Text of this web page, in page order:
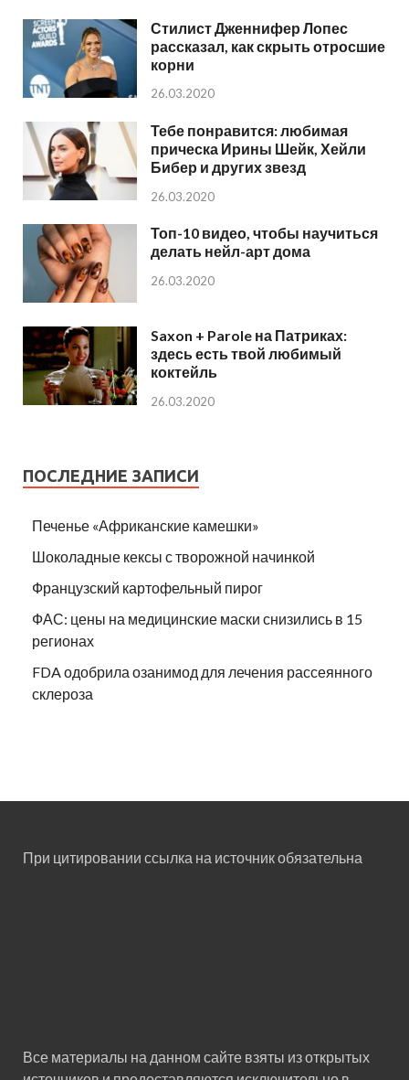
Стилист Дженнифер Лопес
рассказал, как скрыть отросшие
корни
26.03.2020
Тебе понравится: любимая
прическа Ирины Шейк, Хейли
Бибер и других звезд
26.03.2020
Топ-10 видео, чтобы научиться
делать нейл-арт дома
26.03.2020
Saxon + Parole на Патриках:
здесь есть твой любимый
коктейль
26.03.2020
ПОСЛЕДНИЕ ЗАПИСИ
Печенье «Африканские камешки»
Шоколадные кексы с творожной начинкой
Французский картофельный пирог
ФАС: цены на медицинские маски снизились в 15
регионах
FDA одобрила озанимод для лечения рассеянного
склероза
При цитировании ссылка на источник обязательна
Все материалы на данном сайте взяты из открытых